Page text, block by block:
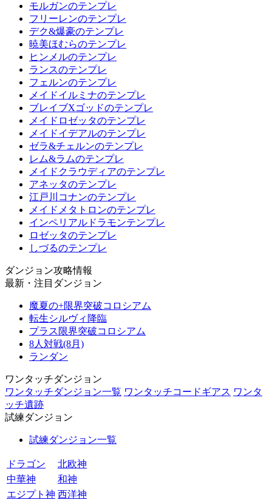
モルガンのテンプレ
フリーレンのテンプレ
デク&爆豪のテンプレ
暁美ほむらのテンプレ
ヒンメルのテンプレ
ランスのテンプレ
フェルンのテンプレ
メイドイルミナのテンプレ
ブレイブXゴッドのテンプレ
メイドロゼッタのテンプレ
メイドイデアルのテンプレ
ゼラ&チェルンのテンプレ
レム&ラムのテンプレ
メイドクラウディアのテンプレ
アネッタのテンプレ
江戸川コナンのテンプレ
メイドメタトロンのテンプレ
インペリアルドラモンテンプレ
ロゼッタのテンプレ
しづるのテンプレ
ダンジョン攻略情報
最新・注目ダンジョン
魔夏の+限界突破コロシアム
転生シルヴィ降臨
プラス限界突破コロシアム
8人対戦(8月)
ランダン
ワンタッチダンジョン
ワンタッチダンジョン一覧 ワンタッチコードギアス ワンタ
ッチ遺跡
試練ダンジョン
試練ダンジョン一覧
ドラゴン
北欧神
中華神
和神
エジプト神 西洋神